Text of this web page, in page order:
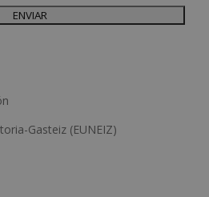
Política de Privacidad.
(vía telefónica y/o email):
Gasteiz (EUNEIZ)